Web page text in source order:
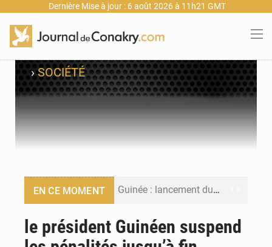
Dernière Mise à jour : 6 août 2026 à 11h21 GMT
›SOCIÉTÉ
EN CE MOMENT Guinée : lancement du Club des financeurs pour faciliter l’accès des PME aux financements
le président Guinéen suspend